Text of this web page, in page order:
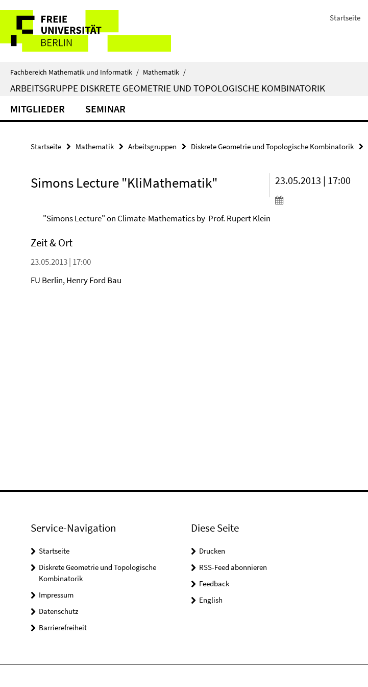
direkt
Inhalt
Service-
Navigation
Startseite
Fachbereich Mathematik und Informatik / Mathematik /
ARBEITSGRUPPE DISKRETE GEOMETRIE UND TOPOLOGISCHE KOMBINATORIK
MITGLIEDER SEMINAR
Startseite Mathematik Arbeitsgruppen Diskrete Geometrie und Topologische Kombinatorik
Simons Lecture "KliMathematik" 23.05.2013 | 17:00
"Simons Lecture" on Climate-Mathematics by Prof. Rupert Klein
Zeit & Ort
23.05.2013 | 17:00
FU Berlin, Henry Ford Bau
Service-Navigation
Startseite
Diskrete Geometrie und Topologische
Kombinatorik
Impressum
Datenschutz
Barrierefreiheit
Diese Seite
Drucken
RSS-Feed abonnieren
Feedback
English